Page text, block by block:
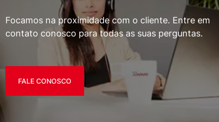
Focamos na proximidade com o cliente. Entre em
contato conosco para todas as suas perguntas.
FALE CONOSCO